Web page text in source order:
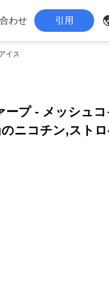
わせ 引用
イス
ープ - メッシュコ
ニコチン,ストロ